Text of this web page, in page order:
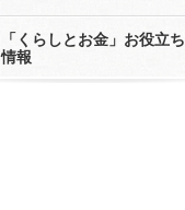
「くらしとお金」お役立ち
情報